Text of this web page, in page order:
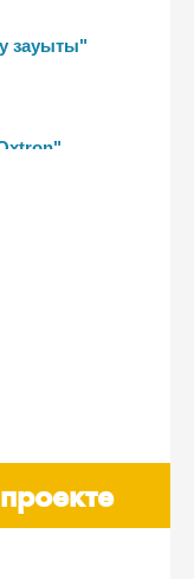
и избавился
на
зауыты"